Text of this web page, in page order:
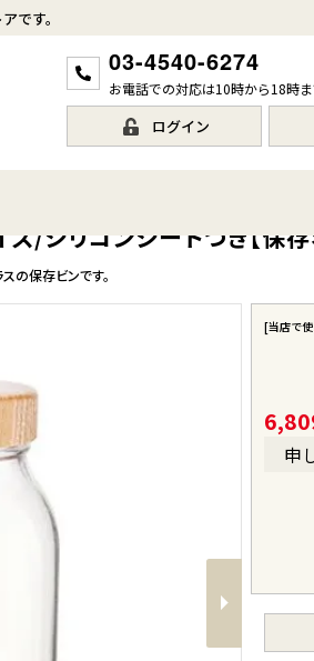
です。
03-4540-6274
お電話での対応は10時から18時
ログイン
の保存ビンです。
ズ/シリコンシートつき【保
[当店で
申